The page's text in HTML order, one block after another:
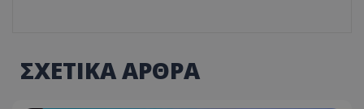
ΣΧΕΤΙΚΑ ΑΡΘΡΑ